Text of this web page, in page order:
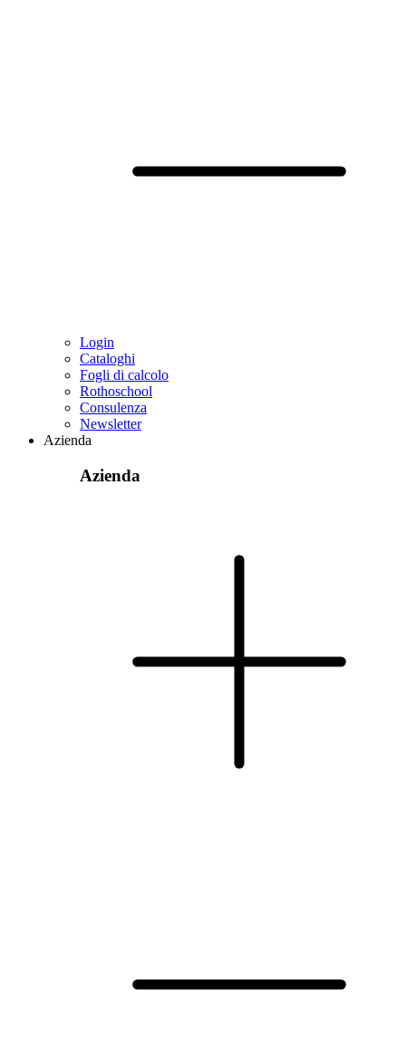
Login
Cataloghi
Fogli di calcolo
Rothoschool
Consulenza
Newsletter
Azienda
Azienda